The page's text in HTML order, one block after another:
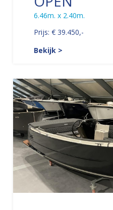
6.46m. x 2.40m.
Prijs: € 39.450,-
Bekijk >